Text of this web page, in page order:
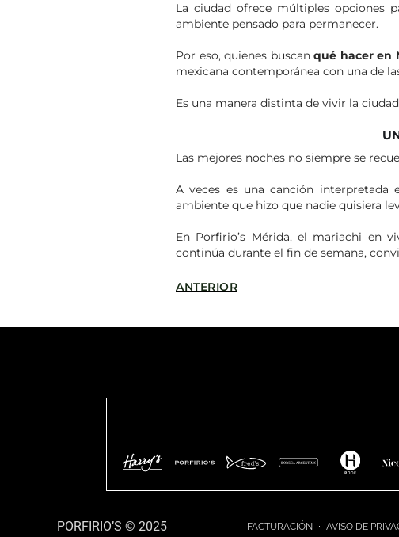
La ciudad ofrece múltiples opciones
ambiente pensado para permanecer.
Por eso, quienes buscanqué hacer en
mexicana contemporánea con una de
Es una manera distinta de vivir la
Las mejores noches no siempre se
A veces es una canción
ambiente que hizo que nadie quisiera
En Porfirio’s Mérida, el mariachi en
continúa durante el fin de semana,
ANTERIOR
PORFIRIO’S © 2025 FACTURACIÓN AVISO DE